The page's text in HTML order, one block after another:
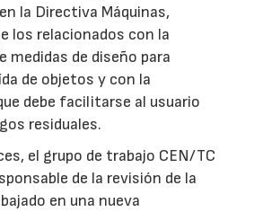
la Directiva Máquinas,
los relacionados con la
medidas de diseño para
de objetos y con la
debe facilitarse al usuario
residuales.
el grupo de trabajo CEN/TC
de la revisión de la
en una nueva